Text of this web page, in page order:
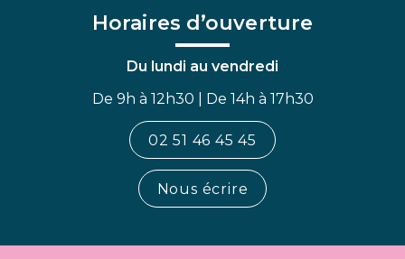
Horaires d’ouverture
Du lundi au vendredi
De 9h à 12h30 | De 14h à 17h30
02 51 46 45 45
Nous écrire